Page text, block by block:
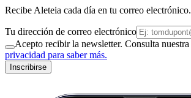
Recibe Aleteia cada día en tu correo electrónico.
Tu dirección de correo electrónico
Acepto recibir la newsletter. Consulta nuestra
privacidad para saber más.
Inscribirse